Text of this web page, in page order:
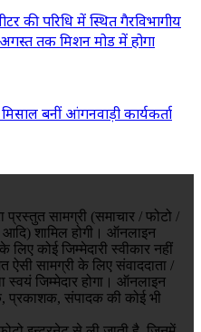
की परिधि में स्थित गैरविभागीय
तक मिशन मोड में होगा
बनीं आंगनवाड़ी कार्यकर्ता
प्रस्तुत सामग्री (समाचार / फोटो /
शामिल होगी। ऑनलाइन
कोई जिम्मेदारी स्वीकार नहीं
सामग्री के लिए संवाददाता /
स्वयं जिम्मेदार होगा। ऑनलाइन
प्रकाशक, संपादक की कोई भी